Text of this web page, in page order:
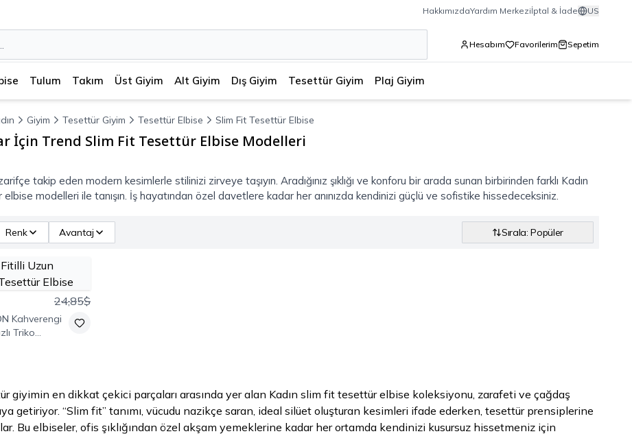
HakkımızdaYardım Merkeziİptal & İade US
Hesabım Favorilerim Sepetim
Tulum Takım Üst Giyim Alt Giyim Dış Giyim Tesettür Giyim Plaj Giyim
Giyim Tesettür Giyim Tesettür Elbise Slim Fit Tesettür Elbise
İçin Trend Slim Fit Tesettür Elbise Modelleri
takip eden modern kesimlerle stilinizi zirveye taşıyın. Aradığınız şıklığı ve konforu bir arada sunan birbirinden farklı Kadın
modelleri ile tanışın. İş hayatından özel davetlere kadar her anınızda kendinizi güçlü ve sofistike hissedeceksiniz.
Renk Avantaj Sırala: Popüler
24,85$
Kahverengi
Triko
giyimin en dikkat çekici parçaları arasında yer alan Kadın slim fit tesettür elbise koleksiyonu, zarafeti ve çağdaş
getiriyor. “Slim fit” tanımı, vücudu nazikçe saran, ideal silüet oluşturan kesimleri ifade ederken, tesettür prensiplerine
Bu elbiseler, ofis şıklığından özel akşam yemeklerine kadar her ortamda kendinizi kusursuz hissetmeniz için